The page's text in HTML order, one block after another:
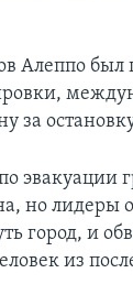
Алеппо
за
эвакуации
но лидеры
город, и
из